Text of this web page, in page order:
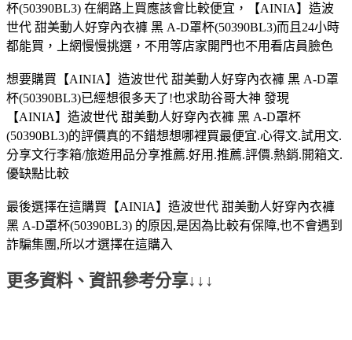
杯(50390BL3) 在網路上買應該會比較便宜，【AINIA】造波
世代 甜美動人好穿內衣褲 黑 A-D罩杯(50390BL3)而且24小時
都能買，上網慢慢挑選，不用等店家開門也不用看店員臉色
想要購買【AINIA】造波世代 甜美動人好穿內衣褲 黑 A-D罩
杯(50390BL3)已經想很多天了!也求助谷哥大神 發現
【AINIA】造波世代 甜美動人好穿內衣褲 黑 A-D罩杯
(50390BL3)的評價真的不錯想想哪裡買最便宜.心得文.試用文.
分享文行李箱/旅遊用品分享推薦.好用.推薦.評價.熱銷.開箱文.
優缺點比較
最後選擇在這購買【AINIA】造波世代 甜美動人好穿內衣褲
黑 A-D罩杯(50390BL3) 的原因,是因為比較有保障,也不會遇到
詐騙集團,所以才選擇在這購入
更多資料、資訊參考分享↓↓↓